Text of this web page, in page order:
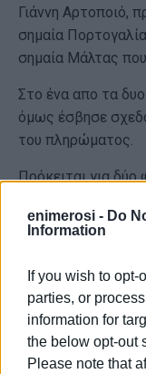
enimerosi - Do
Information
If you wish to opt-
parties, or
information for
the below opt-out
Please note that
Γιάννη Αρτοποιό,
σημαία
σημαία Μάλτας
Στο ένα απο τα
όμως έσβησε
του πληρώματος.
Πρόκειται για
(Libertas H) με 11
(Sea Leader) με
ατόμου ωστόσο τα
Στην περιοχή
της
επιχείρηση.